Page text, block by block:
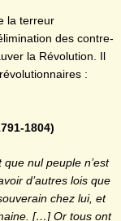
la terreur
des contre-
la Révolution. Il
:
1804)
nul peuple n’est
d’autres lois que
chez lui, et
[…] Or tous ont